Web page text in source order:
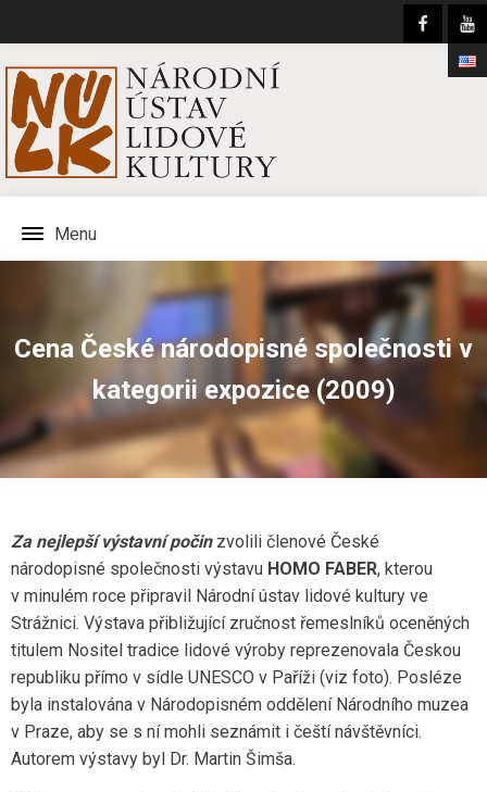
Menu
Cena České národopisné společnosti v
kategorii expozice (2009)
Za nejlepší výstavní počinzvolili členové České
národopisné společnosti výstavu HOMO FABER, kterou
v minulém roce připravil Národní ústav lidové kultury ve
Strážnici. Výstava přibližující zručnost řemeslníků oceněných
titulem Nositel tradice lidové výroby reprezenovala Českou
republiku přímo v sídle UNESCO v Paříži (viz foto). Posléze
byla instalována v Národopisném oddělení Národního muzea
v Praze, aby se s ní mohli seznámit i čeští návštěvníci.
Autorem výstavy byl Dr. Martin Šimša.